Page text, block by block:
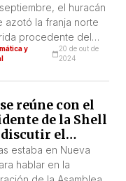
de este año; se
el huracán
azotó la franja norte
procedente del
México, causando
marejada
Pero el camino de
de Helene
había comenzado, ya
los Apalaches
Georgia, Carolina
y del […]
y
20 de out de
2024
reúne con el
de la Shell
discutir el
en la
estaba en Nueva
hablar en la